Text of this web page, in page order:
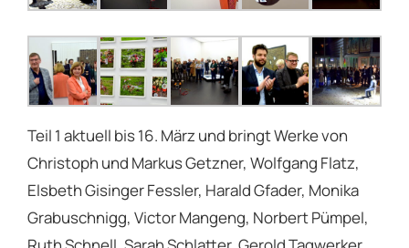
Teil 1 aktuell bis 16. März und bringt Werke von
Christoph und Markus Getzner, Wolfgang Flatz,
Elsbeth Gisinger Fessler, Harald Gfader, Monika
Grabuschnigg, Victor Mangeng, Norbert Pümpel,